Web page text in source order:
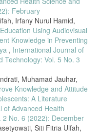
and E. Bezirtzoglou,
Pollution: A Review,” Front.
10.3389/fpubh.2020.00014.
“Population based Air
by Integrating Air
Sci. Rep., vol. 10, no.
019-57385-9.
Effects of Ambient Air
Environ. Res. Public Health,
ijerph14091048.
and N. Shpilevskaya,
of SO2, NO2, CO and
Res., vol. 20, no. 7, pp.
February
Irfany Nurul Hamid,
Using Audiovisual
Knowledge in Preventing
, International Journal of
Technology: Vol. 5 No. 3
Muhamad Jauhar,
Knowledge and Attitude
A Literature
of Advanced Health
2 No. 6 (2022): December
Siti Fitria Ulfah,